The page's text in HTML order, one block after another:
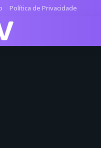
Política de Privacidade